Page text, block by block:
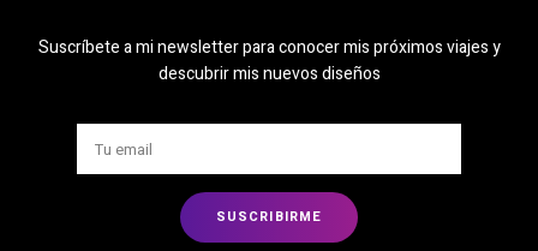
Suscríbete a mi newsletter para conocer mis próximos viajes y
descubrir mis nuevos diseños